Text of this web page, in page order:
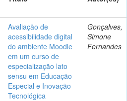
Avaliação de
acessibilidade digital
do ambiente Moodle
em um curso de
especialização lato
sensu em Educação
Especial e Inovação
Tecnológica
Gonçalves,
Simone
Fernandes